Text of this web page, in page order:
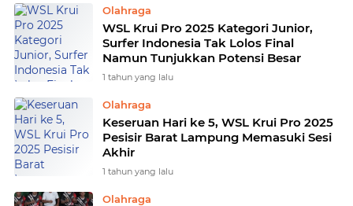
Olahraga
WSL Krui Pro 2025 Kategori Junior,
Surfer Indonesia Tak Lolos Final
Namun Tunjukkan Potensi Besar
1 tahun yang lalu
Olahraga
Keseruan Hari ke 5, WSL Krui Pro 2025
Pesisir Barat Lampung Memasuki Sesi
Akhir
1 tahun yang lalu
Olahraga